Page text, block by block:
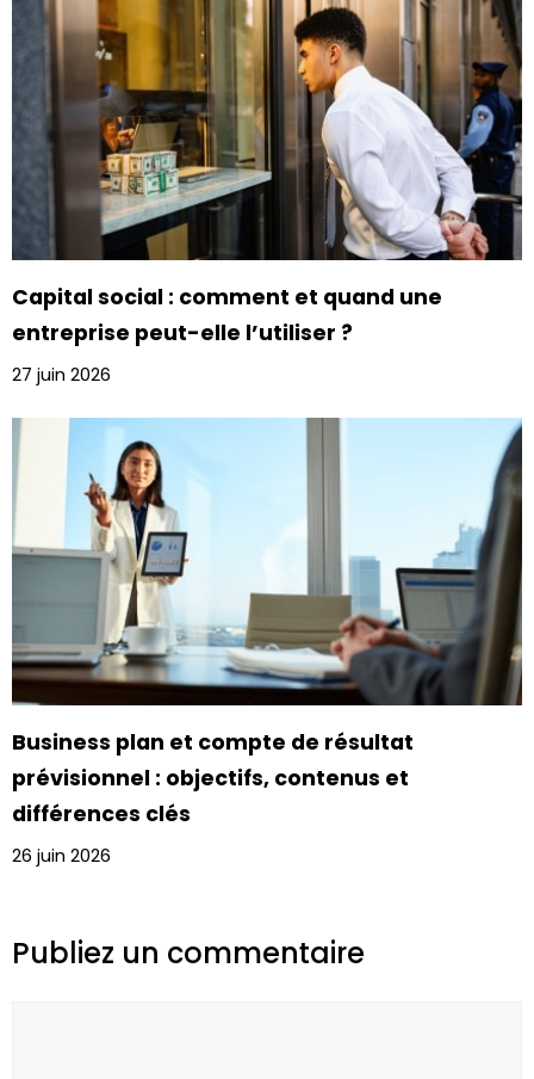
Capital social : comment et quand une
entreprise peut-elle l’utiliser ?
27 juin 2026
Business plan et compte de résultat
prévisionnel : objectifs, contenus et
différences clés
26 juin 2026
Publiez un commentaire